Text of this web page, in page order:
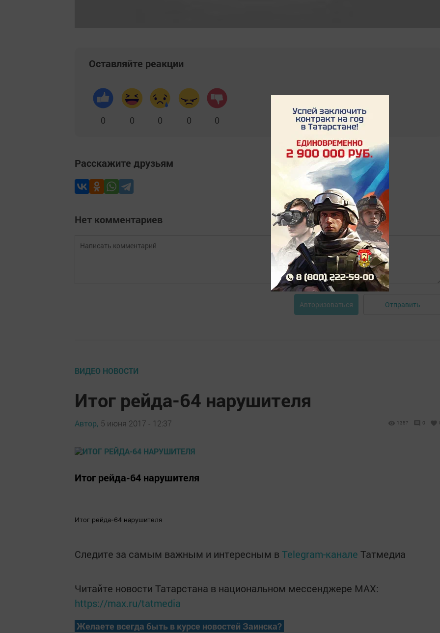
Оставляйте реакции
0 0 0 0 0
Расскажите друзьям
Нет комментариев
Авторизоваться Отправить
ВИДЕО НОВОСТИ
Итог рейда-64 нарушителя
Автор, 5 июня 2017 - 12:37 1357 0
Итог рейда-64 нарушителя
Итог рейда-64 нарушителя
Следите за самым важным и интересным в Telegram-канале Татмедиа
Читайте новости Татарстана в национальном мессенджере MАХ:
https://max.ru/tatmedia
Желаете всегда быть в курсе новостей Заинска?